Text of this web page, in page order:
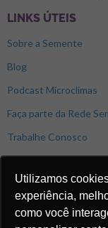
Utilizamos
experiência,
como você
LINKS ÚTEIS
Sobre a Semente
Blog
Podcast Microclimas
Faça parte da Rede
Trabalhe Conosco